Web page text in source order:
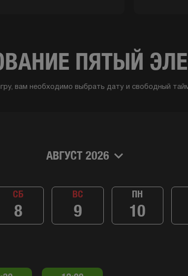
ПЯТЫЙ
вам необходимо выбрать дату и свободный
АВГУСТ 2026
СБ
8
ВС
9
ПН
10